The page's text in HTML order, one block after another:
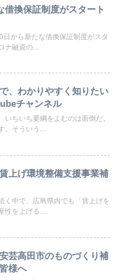
換保証制度がスタート
から新たな借換保証制度がスタ
ナ融資の...
、わかりやすく知りたい
チャンネル
ちいち要綱をよむのは面倒だ。
。そういう...
上げ環境整備支援事業補
く中で、広島県内でも「賃上げを
性を上げる...
芸高田市のものづくり補
皆様へ